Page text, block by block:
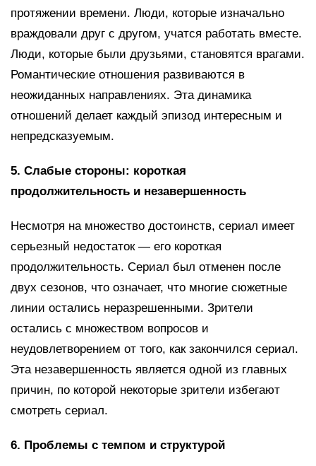
протяжении времени. Люди, которые изначально
враждовали друг с другом, учатся работать вместе.
Люди, которые были друзьями, становятся врагами.
Романтические отношения развиваются в
неожиданных направлениях. Эта динамика
отношений делает каждый эпизод интересным и
непредсказуемым.
5. Слабые стороны: короткая
продолжительность и незавершенность
Несмотря на множество достоинств, сериал имеет
серьезный недостаток — его короткая
продолжительность. Сериал был отменен после
двух сезонов, что означает, что многие сюжетные
линии остались неразрешенными. Зрители
остались с множеством вопросов и
неудовлетворением от того, как закончился сериал.
Эта незавершенность является одной из главных
причин, по которой некоторые зрители избегают
смотреть сериал.
6. Проблемы с темпом и структурой